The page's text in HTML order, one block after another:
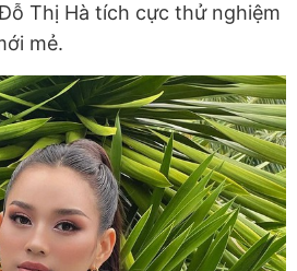
Thị Hà tích cực thử nghiệm
mẻ.